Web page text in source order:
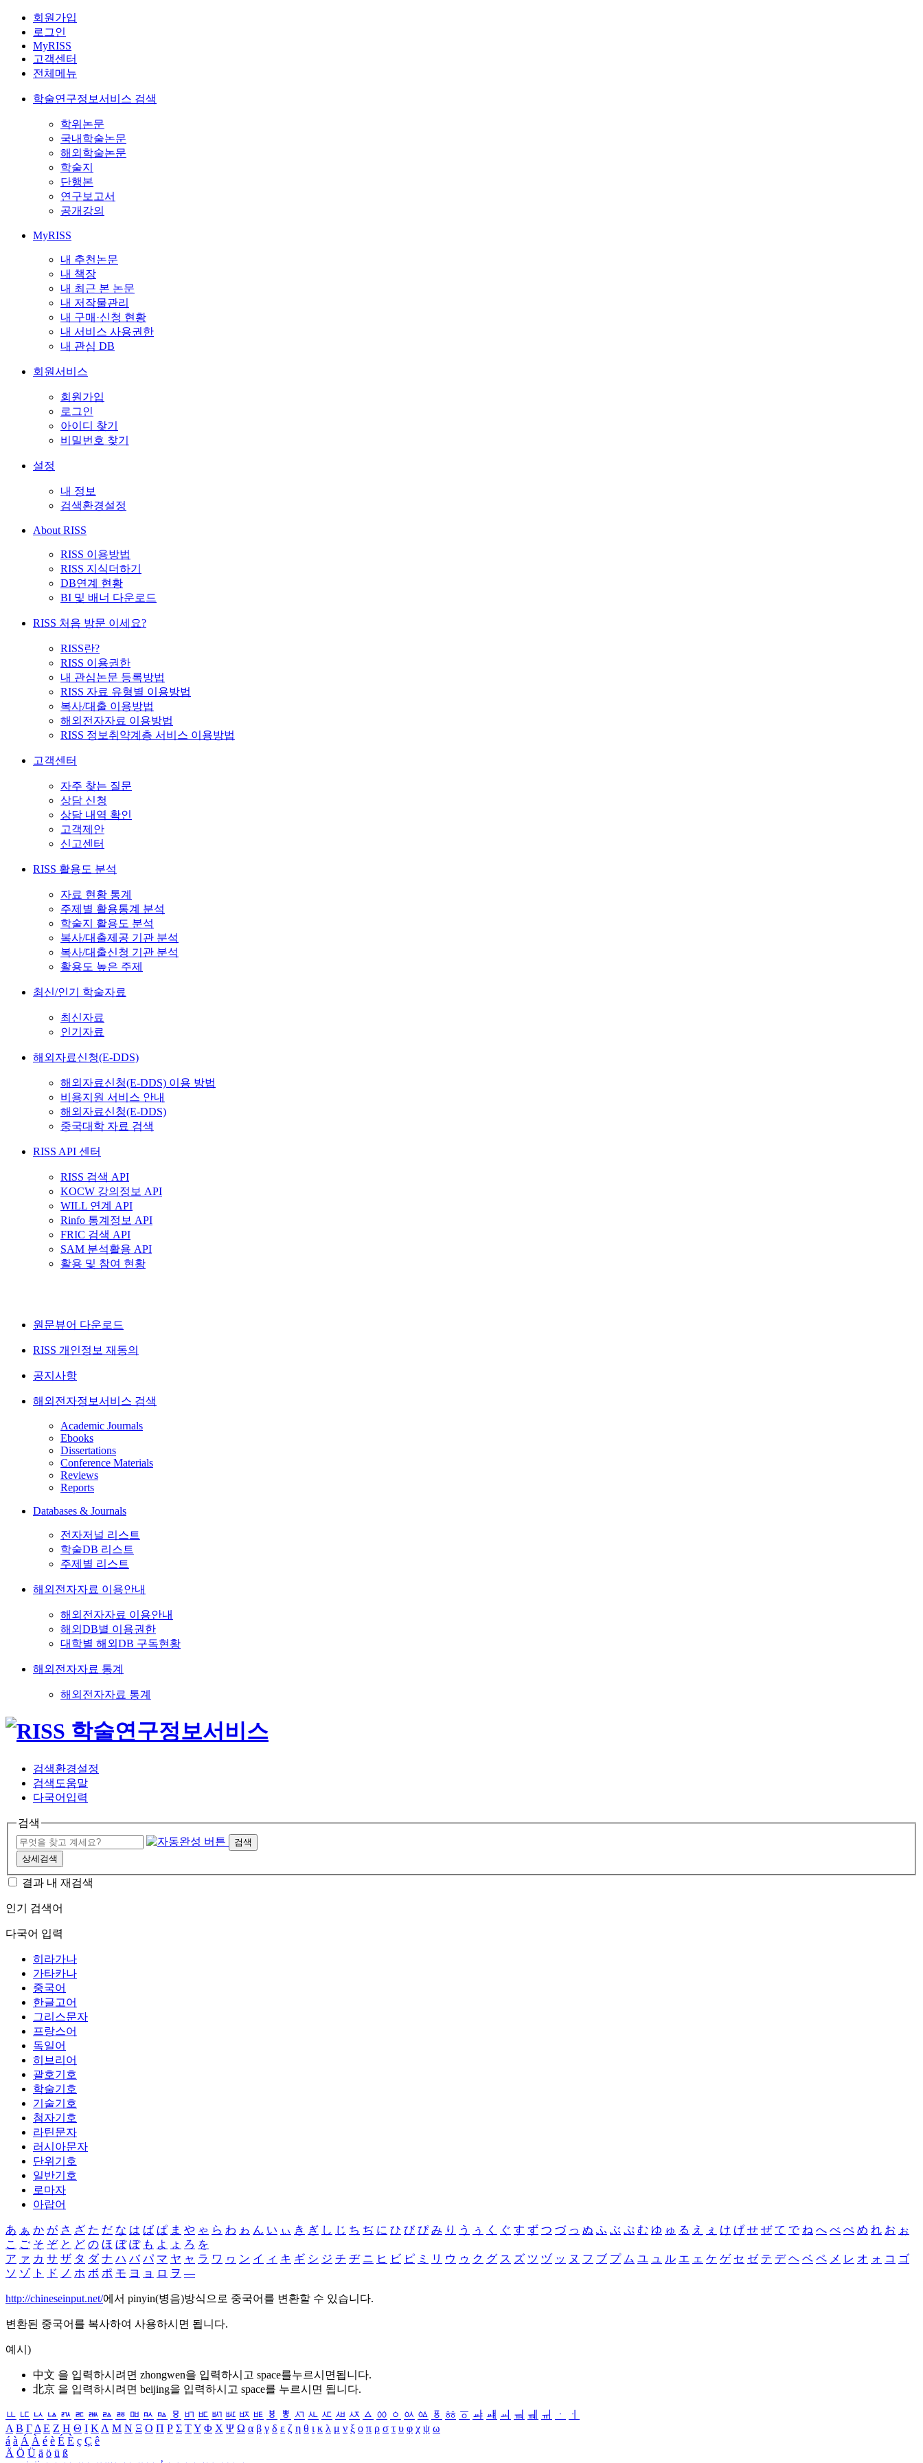
회원가입
로그인
MyRISS
고객센터
전체메뉴
학술연구정보서비스 검색
학위논문
국내학술논문
해외학술논문
학술지
단행본
연구보고서
공개강의
MyRISS
내 추천논문
내 책장
내 최근 본 논문
내 저작물관리
내 구매·신청 현황
내 서비스 사용권한
내 관심 DB
회원서비스
회원가입
로그인
아이디 찾기
비밀번호 찾기
설정
내 정보
검색환경설정
About RISS
RISS 이용방법
RISS 지식더하기
DB연계 현황
BI 및 배너 다운로드
RISS 처음 방문 이세요?
RISS란?
RISS 이용권한
내 관심논문 등록방법
RISS 자료 유형별 이용방법
복사/대출 이용방법
해외전자자료 이용방법
RISS 정보취약계층 서비스 이용방법
고객센터
자주 찾는 질문
상담 신청
상담 내역 확인
고객제안
신고센터
RISS 활용도 분석
자료 현황 통계
주제별 활용통계 분석
학술지 활용도 분석
복사/대출제공 기관 분석
복사/대출신청 기관 분석
활용도 높은 주제
최신/인기 학술자료
최신자료
인기자료
해외자료신청(E-DDS)
해외자료신청(E-DDS) 이용 방법
비용지원 서비스 안내
해외자료신청(E-DDS)
중국대학 자료 검색
RISS API 센터
RISS 검색 API
KOCW 강의정보 API
WILL 연계 API
Rinfo 통계정보 API
FRIC 검색 API
SAM 분석활용 API
활용 및 참여 현황
원문뷰어 다운로드
RISS 개인정보 재동의
공지사항
해외전자정보서비스 검색
Academic Journals
Ebooks
Dissertations
Conference Materials
Reviews
Reports
Databases & Journals
전자저널 리스트
학술DB 리스트
주제별 리스트
해외전자자료 이용안내
해외전자자료 이용안내
해외DB별 이용권한
대학별 해외DB 구독현황
해외전자자료 통계
해외전자자료 통계
검색환경설정
검색도움말
다국어입력
검색
검색
상세검색
결과 내 재검색
인기 검색어
다국어 입력
히라가나
가타카나
중국어
한글고어
그리스문자
프랑스어
독일어
히브리어
괄호기호
학술기호
기술기호
첨자기호
라틴문자
러시아문자
단위기호
일반기호
로마자
아랍어
あ ぁ か が さ ざ た だ な は ば ぱ ま や ゃ ら わ ゎ ん い ぃ き ぎ し じ ち ぢ に ひ び ぴ み り う ぅ く ぐ す ず つ づ っ ぬ ふ ぶ ぷ む ゆ ゅ る え ぇ け げ せ ぜ て で ね へ べ ぺ め れ お ぉ
こ ご そ ぞ と ど の ほ ぼ ぽ も よ ょ ろ を
ア ァ カ サ ザ タ ダ ナ ハ バ パ マ ヤ ャ ラ ワ ヮ ン イ ィ キ ギ シ ジ チ ヂ ニ ヒ ビ ピ ミ リ ウ ゥ ク グ ス ズ ツ ヅ ッ ヌ フ ブ プ ム ユ ュ ル エ ェ ケ ゲ セ ゼ テ デ ヘ ベ ペ メ レ オ ォ コ ゴ
ソ ゾ ト ド ノ ホ ボ ポ モ ヨ ョ ロ ヲ ―
http://chineseinput.net/에서 pinyin(병음)방식으로 중국어를 변환할 수 있습니다.
변환된 중국어를 복사하여 사용하시면 됩니다.
예시)
中文 을 입력하시려면 zhongwen을 입력하시고 space를누르시면됩니다.
北京 을 입력하시려면 beijing을 입력하시고 space를 누르시면 됩니다.
ㅥ ㅦ ㅧ ㅨ ㅩ ㅪ ㅫ ㅬ ㅭ ㅮ ㅯ ㅰ ㅱ ㅲ ㅳ ㅴ ㅵ ㅶ ㅷ ㅸ ㅹ ㅺ ㅻ ㅼ ㅽ ㅾ ㅿ ㆀ ㆁ ㆂ ㆃ ㆄ ㆅ ㆆ ㆇ ㆈ ㆉ ㆊ ㆋ ㆌ ㆍ
ㆎ
Α Β ΓΔ Ε Ζ Η Θ Ι ΚΛ Μ Ν Ξ Ο Π Ρ Σ ΤΥ Φ Χ Ψ Ω α β γ δ ε ζ η θ ι κ λ μ ν ξ ο π ρ σ τ υ φ χ ψ ω
á à Á À é è É È ç Ç ê
Ä Ö Ü ä ö ü ß